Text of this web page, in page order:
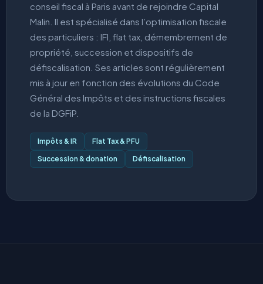
conseil fiscal à Paris avant de rejoindre Capital
Malin. Il est spécialisé dans l’optimisation fiscale
des particuliers : IFI, flat tax, démembrement de
propriété, succession et dispositifs de
défiscalisation. Ses articles sont régulièrement
mis à jour en fonction des évolutions du Code
Général des Impôts et des instructions fiscales
de la DGFiP.
Impôts & IR
Flat Tax & PFU
Succession & donation
Défiscalisation